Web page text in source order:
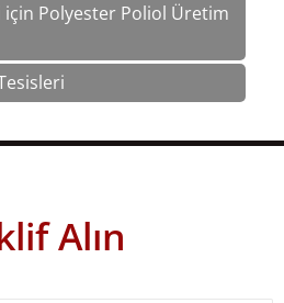
Polyester Poliol Üretim
Alın